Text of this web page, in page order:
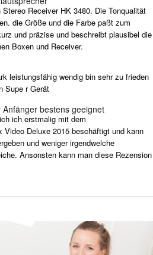
Receiver HK 3480. Die Tonqualität
die Größe und die Farbe paßt zum
und präzise und beschreibt plausibel die
Boxen und Receiver.
leistungsfähig wendig bin sehr zu frieden
Supe r Gerät
bestens geeignet
ich erstmalig mit dem
Deluxe 2015 beschäftigt und kann
und weniger irgendwelche
Ansonsten kann man diese Rezension